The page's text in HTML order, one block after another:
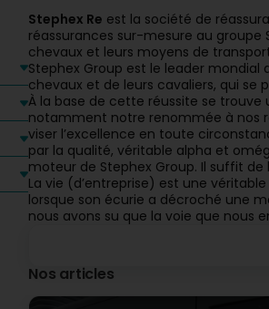
Stephex Re est la société de
réassurances sur-mesure au groupe
chevaux et leurs moyens de
Stephex Group est le leader
chevaux et de leurs cavaliers, qui
À la base de cette réussite se trouve
notamment notre renommée à nos
viser l’excellence en toute
par la qualité, véritable alpha et
moteur de Stephex Group. Il suffit
La vie (d’entreprise) est une
lorsque son écurie a décroché une
nous avons su que la voie que nous
Nos articles